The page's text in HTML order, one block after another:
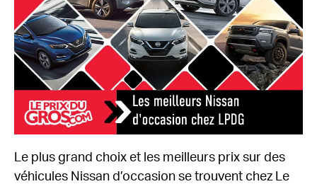
Le plus grand choix et les meilleurs prix sur des
véhicules Nissan d’occasion se trouvent chez Le